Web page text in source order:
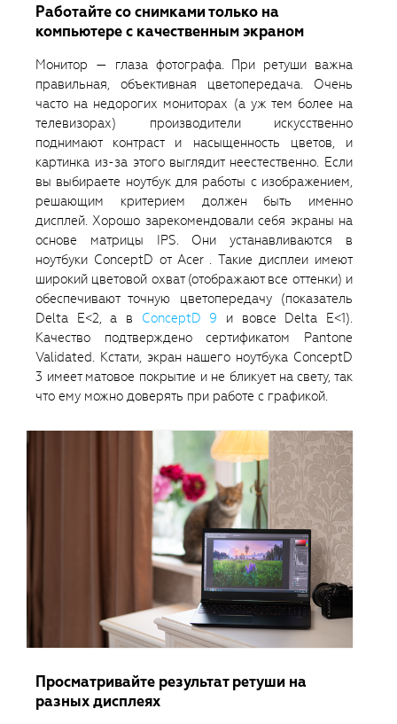
Работайте со снимками только на
компьютере с качественным экраном
Монитор — глаза фотографа. При ретуши важна
правильная, объективная цветопередача. Очень
часто на недорогих мониторах (а уж тем более на
телевизорах) производители искусственно
поднимают контраст и насыщенность цветов, и
картинка из-за этого выглядит неестественно. Если
вы выбираете ноутбук для работы с изображением,
решающим критерием должен быть именно
дисплей. Хорошо зарекомендовали себя экраны на
основе матрицы IPS. Они устанавливаются в
ноутбуки ConceptD от Acer . Такие дисплеи имеют
широкий цветовой охват (отображают все оттенки) и
обеспечивают точную цветопередачу (показатель
Delta Е<2, а в ConceptD 9 и вовсе Delta E<1).
Качество подтверждено сертификатом Pantone
Validated. Кстати, экран нашего ноутбука ConceptD
3 имеет матовое покрытие и не бликует на свету, так
что ему можно доверять при работе с графикой.
Просматривайте результат ретуши на
разных дисплеях